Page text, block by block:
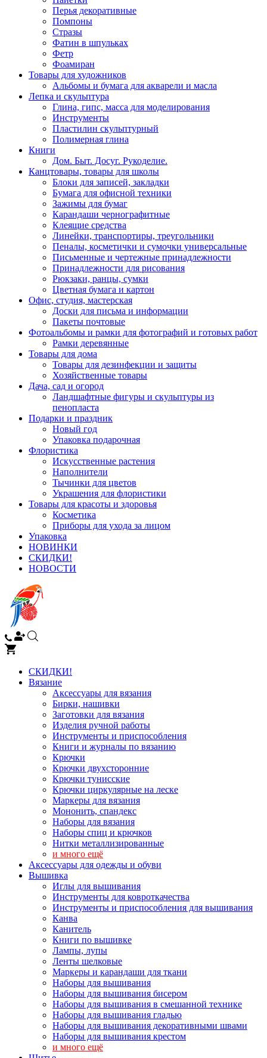
Перья декоративные
Помпоны
Стразы
Фатин в шпульках
Фетр
Фоамиран
Товары для художников
Альбомы и бумага для акварели и масла
Лепка и скульптура
Глина, гипс, масса для моделирования
Инструменты
Пластилин скульптурный
Полимерная глина
Книги
Дом. Быт. Досуг. Рукоделие.
Канцтовары, товары для школы
Блоки для записей, закладки
Бумага для офисной техники
Зажимы для бумаг
Карандаши чернографитные
Клеящие средства
Линейки, транспортиры, треугольники
Пеналы, косметички и сумочки универсальные
Письменные и чертежные принадлежности
Принадлежности для рисования
Рюкзаки, ранцы, сумки
Цветная бумага и картон
Офис, студия, мастерская
Доски для письма и информации
Пакеты почтовые
Фотоальбомы и рамки для фотографий и готовых работ
Рамки деревянные
Товары для дома
Товары для дезинфекции и защиты
Хозяйственные товары
Дача, сад и огород
Ландшафтные фигуры и скульптуры из
пенопласта
Подарки и праздник
Новый год
Упаковка подарочная
Флористика
Искусственные растения
Наполнители
Тычинки для цветов
Украшения для флористики
Товары для красоты и здоровья
Косметика
Приборы для ухода за лицом
Упаковка
НОВИНКИ
СКИДКИ!
НОВОСТИ
СКИДКИ!
Вязание
Аксессуары для вязания
Бирки, нашивки
Заготовки для вязания
Изделия ручной работы
Инструменты и приспособления
Книги и журналы по вязанию
Крючки
Крючки двухсторонние
Крючки тунисские
Крючки циркулярные на леске
Маркеры для вязания
Мононить, спандекс
Наборы для вязания
Наборы спиц и крючков
Нитки металлизированные
и много ещё
Аксессуары для одежды и обуви
Вышивка
Иглы для вышивания
Инструменты для ковроткачества
Инструменты и приспособления для вышивания
Канва
Канитель
Книги по вышивке
Лампы, лупы
Ленты шелковые
Маркеры и карандаши для ткани
Наборы для вышивания
Наборы для вышивания бисером
Наборы для вышивания в смешанной технике
Наборы для вышивания гладью
Наборы для вышивания декоративными швами
Наборы для вышивания крестом
и много ещё